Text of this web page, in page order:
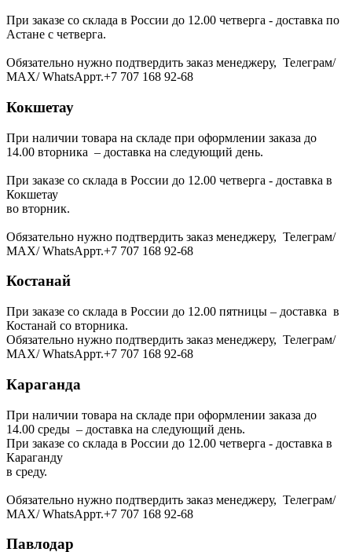
При заказе со склада в России до 12.00 четверга - доставка по
Астане с четверга.
Обязательно нужно подтвердить заказ менеджеру, Телеграм/
МАХ/ WhatsAppт.+7 707 168 92-68
Кокшетау
При наличии товара на складе при оформлении заказа до
14.00 вторника – доставка на следующий день.
При заказе со склада в России до 12.00 четверга - доставка в
Кокшетау
во вторник.
Обязательно нужно подтвердить заказ менеджеру, Телеграм/
МАХ/ WhatsAppт.+7 707 168 92-68
Костанай
При заказе со склада в России до 12.00 пятницы – доставка в
Костанай со вторника.
Обязательно нужно подтвердить заказ менеджеру, Телеграм/
МАХ/ WhatsAppт.+7 707 168 92-68
Караганда
При наличии товара на складе при оформлении заказа до
14.00 среды – доставка на следующий день.
При заказе со склада в России до 12.00 четверга - доставка в
Караганду
в среду.
Обязательно нужно подтвердить заказ менеджеру, Телеграм/
МАХ/ WhatsAppт.+7 707 168 92-68
Павлодар